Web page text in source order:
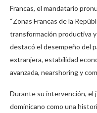
Francas, el mandatario
“Zonas Francas de la
transformación productiva
destacó el desempeño del
extranjera, estabilidad
avanzada, nearshoring y
Durante su intervención, el
dominicano como una